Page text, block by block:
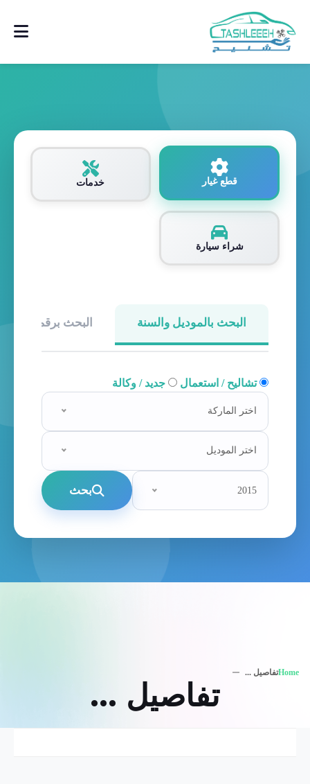
قطع غيار خدمات
شراء سيارة
البحث بالموديل والسنة البحث برقم الهيكل
تشاليح / استعمال جديد / وكالة
اختر الماركة
اختر الموديل
2015 بحث
Homeتفاصيل ...
تفاصيل ...